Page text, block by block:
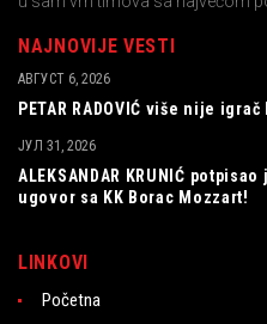
NAJNOVIJE VESTI
PETAR RADOVIĆ više nije
АВГУСТ 6, 2026
ALEKSANDAR KRUNIĆ
ugovor sa KK Borac Mozzart!
ЈУЛ 31, 2026
LINKOVI
Početna